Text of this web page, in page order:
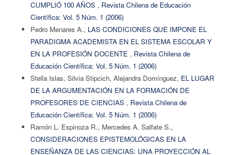
CUMPLIÓ 100 AÑOS , Revista Chilena de Educación
Científica: Vol. 5 Núm. 1 (2006)
Pedro Menares A., LAS CONDICIONES QUE IMPONE EL
PARADIGMA ACADEMISTA EN EL SISTEMA ESCOLAR Y
EN LA PROFESIÓN DOCENTE , Revista Chilena de
Educación Científica: Vol. 5 Núm. 1 (2006)
Stella Islas, Silvia Stipcich, Alejandra Domínguez, EL LUGAR
DE LA ARGUMENTACIÓN EN LA FORMACIÓN DE
PROFESORES DE CIENCIAS , Revista Chilena de
Educación Científica: Vol. 5 Núm. 1 (2006)
Ramón L. Espinoza R., Mercedes A. Salfate S.,
CONSIDERACIONES EPISTEMOLÓGICAS EN LA
ENSEÑANZA DE LAS CIENCIAS: UNA PROYECCIÓN AL